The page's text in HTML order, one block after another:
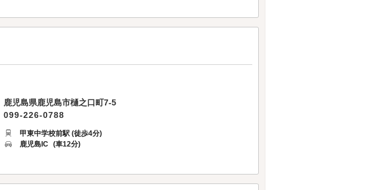
鹿児島県鹿児島市樋之口町7-5
099-226-0788
甲東中学校前駅 (徒歩4分)
鹿児島IC (車12分)